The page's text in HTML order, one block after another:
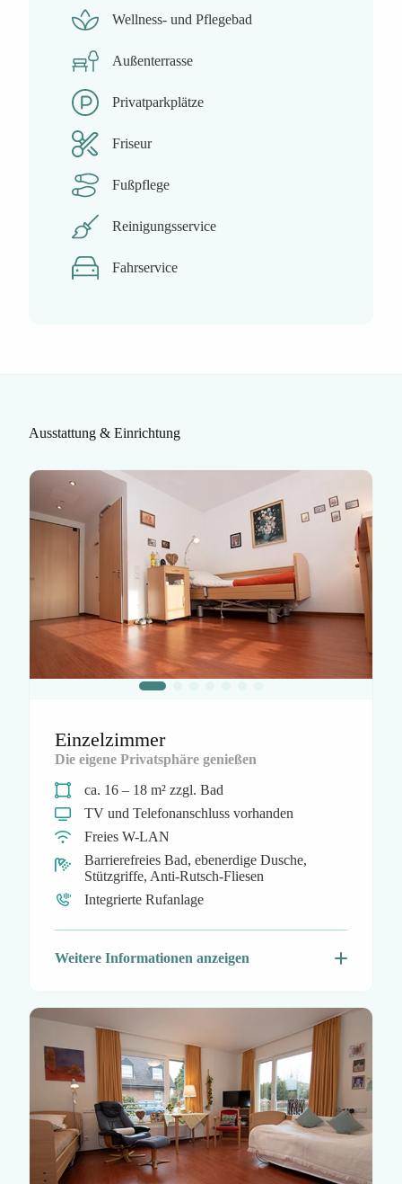
Wellness- und Pflegebad
Außenterrasse
Privatparkplätze
Friseur
Fußpflege
Reinigungsservice
Fahrservice
Ausstattung & Einrichtung
Einzelzimmer
Die eigene Privatsphäre genießen
ca. 16 – 18 m² zzgl. Bad
TV und Telefonanschluss vorhanden
Freies W-LAN
Barrierefreies Bad, ebenerdige Dusche,
Stützgriffe, Anti-Rutsch-Fliesen
Integrierte Rufanlage
Weitere Informationen anzeigen
Wohnliches Mobiliar in freundlichem Design:
Modernes Pflegebett, Nachttisch, Tisch mit
Stühlen, Garderobe mit Spiegel und
Kleiderschrank
Boden in warmer Holzoptik (rollator- und
rollstuhlgerecht)
Sonnenschutz mit bequem bedienbaren
elektrischen Rollläden